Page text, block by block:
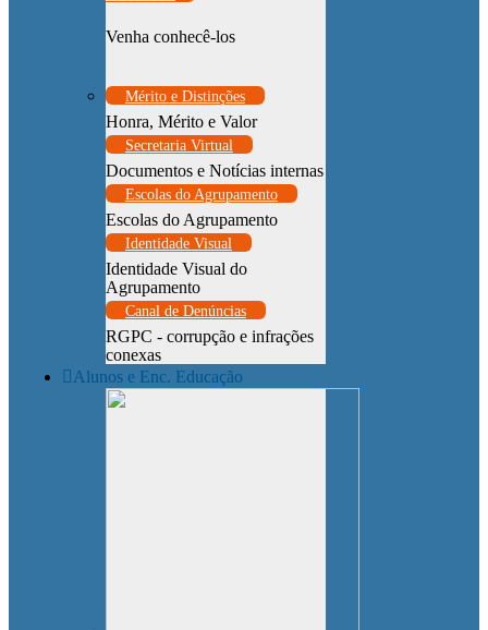
Venha conhecê-los
Mérito e Distinções
Honra, Mérito e Valor
Secretaria Virtual
Documentos e Notícias internas
Escolas do Agrupamento
Escolas do Agrupamento
Identidade Visual
Identidade Visual do
Agrupamento
Canal de Denúncias
RGPC - corrupção e infrações
conexas
Alunos e Enc. Educação